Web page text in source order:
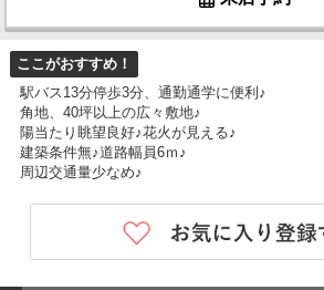
ここがおすすめ！
駅バス13分停歩3分、通勤通学に便利♪
角地、40坪以上の広々敷地♪
陽当たり眺望良好♪花火が見える♪
建築条件無♪道路幅員6ｍ♪
周辺交通量少なめ♪